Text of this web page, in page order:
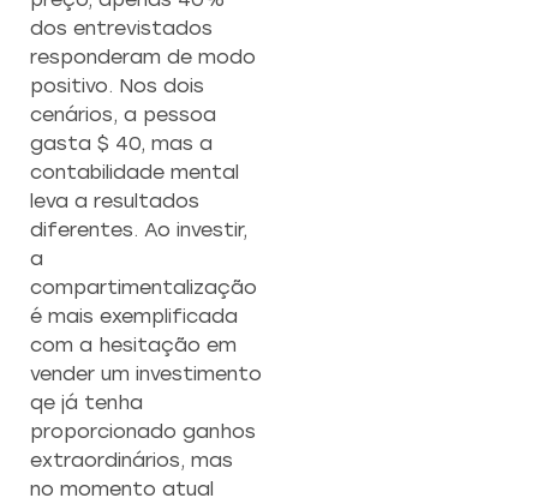
dos entrevistados
responderam de modo
positivo. Nos dois
cenários, a pessoa
gasta $ 40, mas a
contabilidade mental
leva a resultados
diferentes. Ao investir,
a
compartimentalização
é mais exemplificada
com a hesitação em
vender um investimento
qe já tenha
proporcionado ganhos
extraordinários, mas
no momento atual